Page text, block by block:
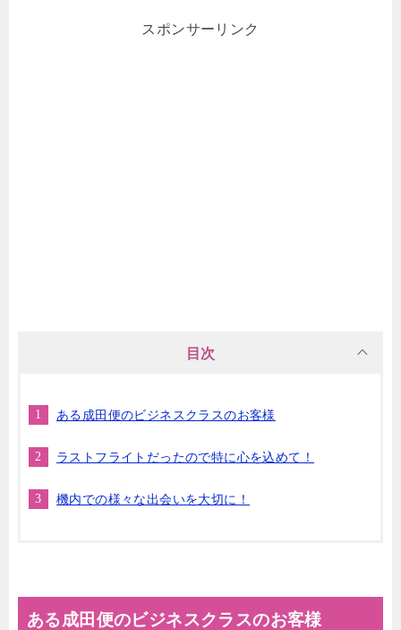
スポンサーリンク
目次
ある成田便のビジネスクラスのお客様
ラストフライトだったので特に心を込めて！
機内での様々な出会いを大切に！
ある成田便のビジネスクラスのお客様